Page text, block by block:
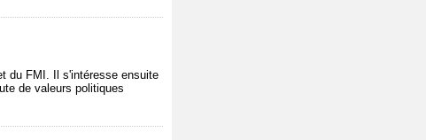
du FMI. Il s'intéresse ensuite
de valeurs politiques